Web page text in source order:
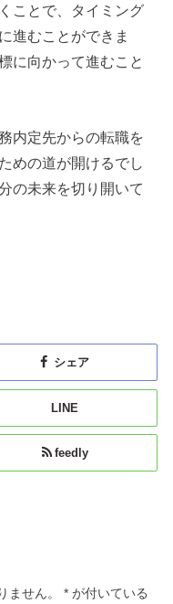
ことで、タイミング
進むことができま
に向かって進むこと
内定先からの転職を
めの道が開けるでし
の未来を切り開いて
シェア
LINE
feedly
ません。 * が付いている